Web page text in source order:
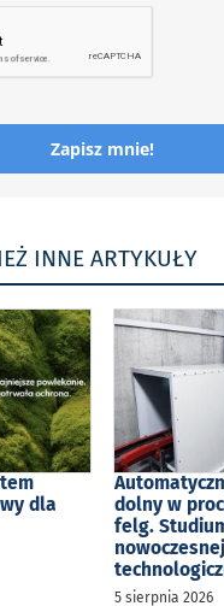
Zapisz mnie!
INNE ARTYKUŁY
dla
dolny w
felg.
5 sierpnia 2026